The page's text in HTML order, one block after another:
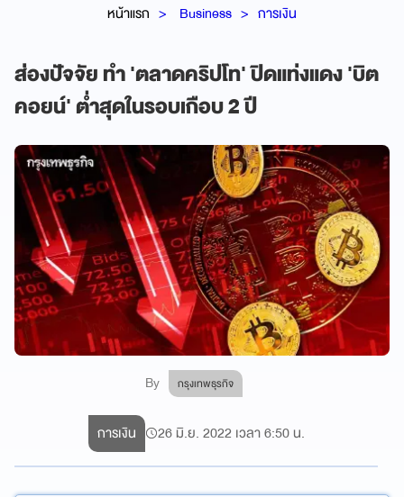
หน้าแรก Business การเงิน
ส่องปัจจัย ทำ 'ตลาดคริปโท' ปิดแท่งแดง 'บิต
คอยน์' ต่ำสุดในรอบเกือบ 2 ปี
By กรุงเทพธุรกิจ
การเงิน 26 มิ.ย. 2022 เวลา 6:50 น.